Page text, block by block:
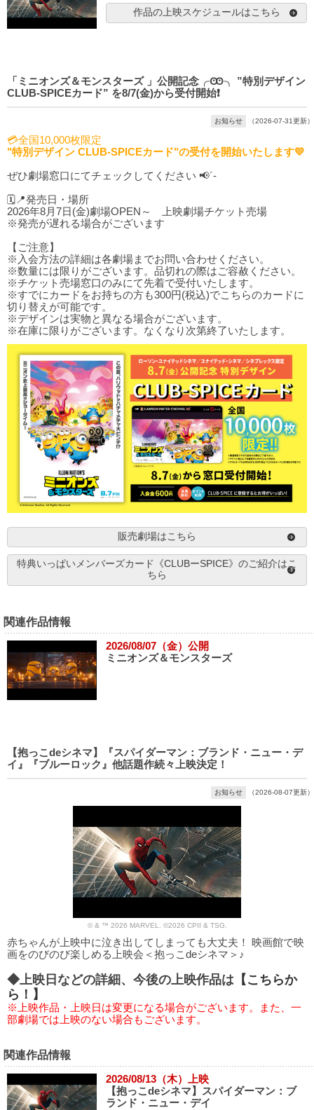
作品の上映スケジュールはこちら
「ミニオンズ＆モンスターズ 」公開記念╭Ꙭ╮ ”特別デザイン
CLUB-SPICEカード” を8/7(金)から受付開始❗️
お知らせ （2026-07-31更新）
💳全国10,000枚限定
"特別デザイン CLUB-SPICEカード"の受付を開始いたします💛
ぜひ劇場窓口にてチェックしてください 📢´-
🗓️📍発売日・場所
2026年8月7日(金)劇場OPEN～ 上映劇場チケット売場
※発売が遅れる場合がございます
【ご注意】
※入会方法の詳細は各劇場までお問い合わせください。
※数量には限りがございます。品切れの際はご容赦ください。
※チケット売場窓口のみにて先着で受付いたします。
※すでにカードをお持ちの方も300円(税込)でこちらのカードに
切り替えが可能です。
※デザインは実物と異なる場合がございます。
※在庫に限りがございます。なくなり次第終了いたします。
販売劇場はこちら
特典いっぱいメンバーズカード《CLUBーSPICE》のご紹介はこ
ちら
関連作品情報
2026/08/07（金）公開
ミニオンズ＆モンスターズ
【抱っこdeシネマ】『スパイダーマン：ブランド・ニュー・デ
イ』『ブルーロック』他話題作続々上映決定！
お知らせ （2026-08-07更新）
© & ™ 2026 MARVEL. ©2026 CPII & TSG.
赤ちゃんが上映中に泣き出してしまっても大丈夫！ 映画館で映
画をのびのび楽しめる上映会＜抱っこdeシネマ＞♪
◆上映日などの詳細、今後の上映作品は 【こちらか
ら！】
※上映作品・上映日は変更になる場合がございます。また、一
部劇場では上映のない場合もございます。
関連作品情報
2026/08/13（木）上映
【抱っこdeシネマ】スパイダーマン：ブ
ランド・ニュー・デイ